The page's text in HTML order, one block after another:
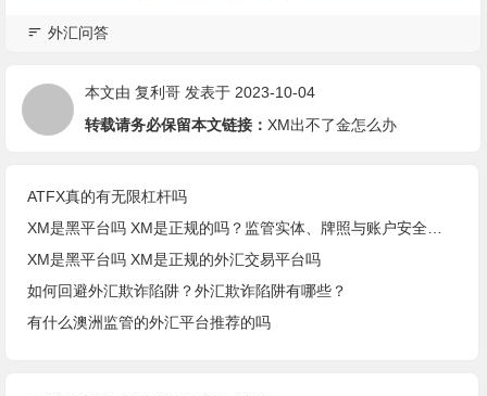
外汇问答
本文由复利哥 发表于 2023-10-04
转载请务必保留本文链接：XM出不了金怎么办
ATFX真的有无限杠杆吗
XM是黑平台吗 XM是正规的外汇交易平台吗
如何回避外汇欺诈陷阱？外汇欺诈陷阱有哪些？
有什么澳洲监管的外汇平台推荐的吗